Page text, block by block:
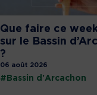
Que faire ce
sur le Bassin
?
06 août 2026
#Bassin d'Arcachon